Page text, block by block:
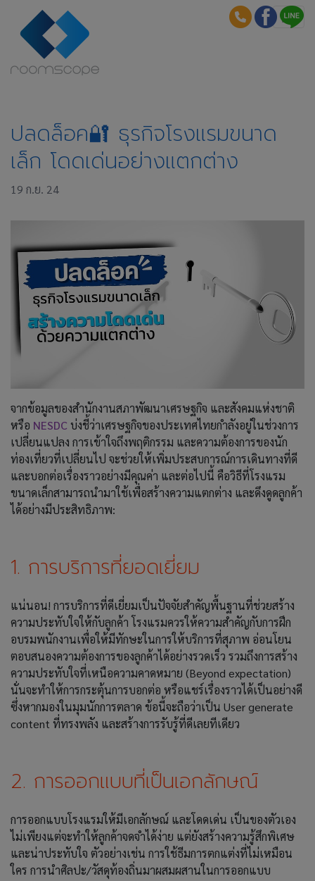
ปลดล็อค🔐 ธุรกิจโรงแรมขนาด
เล็ก โดดเด่นอย่างแตกต่าง
19 ก.ย. 24
จากข้อมูลของสำนักงานสภาพัฒนาเศรษฐกิจ และสังคมแห่งชาติ
หรือ NESDC บ่งชี้ว่าเศรษฐกิจของประเทศไทยกำลังอยู่ในช่วงการ
เปลี่ยนแปลง การเข้าใจถึงพฤติกรรม และความต้องการของนัก
ท่องเที่ยวที่เปลี่ยนไป จะช่วยให้เพิ่มประสบการณ์การเดินทางที่ดี
และบอกต่อเรื่องราวอย่างมีคุณค่า และต่อไปนี้ คือวิธีที่โรงแรม
ขนาดเล็กสามารถนำมาใช้เพื่อสร้างความแตกต่าง และดึงดูดลูกค้า
ได้อย่างมีประสิทธิภาพ:
1. การบริการที่ยอดเยี่ยม
แน่นอน! การบริการที่ดีเยี่ยมเป็นปัจจัยสำคัญพื้นฐานที่ช่วยสร้าง
ความประทับใจให้กับลูกค้า โรงแรมควรให้ความสำคัญกับการฝึก
อบรมพนักงานเพื่อให้มีทักษะในการให้บริการที่สุภาพ อ่อนโยน
ตอบสนองความต้องการของลูกค้าได้อย่างรวดเร็ว รวมถึงการสร้าง
ความประทับใจที่เหนือความคาดหมาย (Beyond expectation)
นั่นจะทำให้การกระตุ้นการบอกต่อ หรือแชร์เรื่องราวได้เป็นอย่างดี
ซึ่งหากมองในมุมนักการตลาด ข้อนี้จะถือว่าเป็น User generate
content ที่ทรงพลัง และสร้างการรับรู้ที่ดีเลยทีเดียว
2. การออกแบบที่เป็นเอกลักษณ์
การออกแบบโรงแรมให้มีเอกลักษณ์ และโดดเด่น เป็นของตัวเอง
ไม่เพียงแต่จะทำให้ลูกค้าจดจำได้ง่าย แต่ยังสร้างความรู้สึกพิเศษ
และน่าประทับใจ ตัวอย่างเช่น การใช้ธีมการตกแต่งที่ไม่เหมือน
ใคร การนำศิลปะ/วัสดุท้องถิ่นมาผสมผสานในการออกแบบ